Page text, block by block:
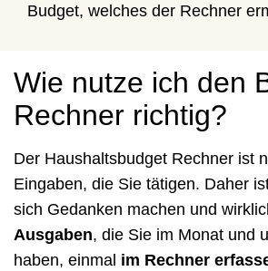
Budget, welches der Rechner
Wie nutze ich den
Rechner richtig?
Der Haushaltsbudget Rechner ist
Eingaben, die Sie tätigen. Daher
sich Gedanken machen und
Ausgaben, die Sie im Monat und
haben, einmal im Rechner